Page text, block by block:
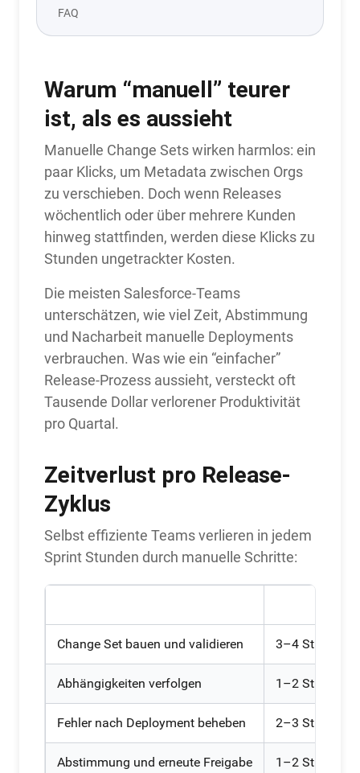
FAQ
Warum “manuell” teurer
ist, als es aussieht
Manuelle Change Sets wirken harmlos: ein
paar Klicks, um Metadata zwischen Orgs
zu verschieben. Doch wenn Releases
wöchentlich oder über mehrere Kunden
hinweg stattfinden, werden diese Klicks zu
Stunden ungetrackter Kosten.
Die meisten Salesforce-Teams
unterschätzen, wie viel Zeit, Abstimmung
und Nacharbeit manuelle Deployments
verbrauchen. Was wie ein “einfacher”
Release-Prozess aussieht, versteckt oft
Tausende Dollar verlorener Produktivität
pro Quartal.
Zeitverlust pro Release-
Zyklus
Selbst effiziente Teams verlieren in jedem
Sprint Stunden durch manuelle Schritte:
Change Set bauen und validieren 3–4 Stunden
Abhängigkeiten verfolgen 1–2 Stunden
Fehler nach Deployment beheben 2–3 Stunden
Abstimmung und erneute Freigabe 1–2 Stunden